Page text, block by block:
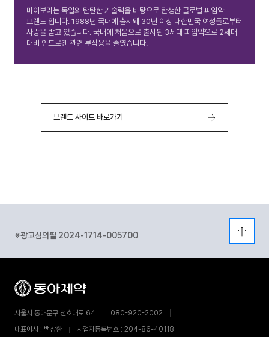
마이보라는 독일의 탄탄한 기술력을 바탕으로 탄생한 글로벌 피임약
브랜드 입니다. 1988년 국내에 출시돼 30년 이상 대한민국 여성들로부터
사랑을 받고 있습니다. 국내에 처음으로 출시된 3세대 피임약으로 2세대
대비 안드로겐 관련 부작용을 줄였습니다.
브랜드 사이트 바로가기
※광고심의필 2024-1714-005700
서울시 동대문구 천호대로 64
080-920-2002
대표이사 : 백상환
사업자등록번호 : 204-86-40118